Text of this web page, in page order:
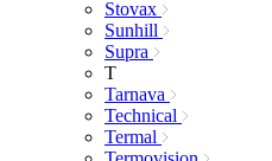
Stovax
Sunhill
Supra
T
Tarnava
Technical
Termal